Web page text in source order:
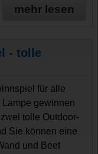
mehr lesen
- tolle
für alle
gewinnen
tolle Outdoor-
Sie können eine
und Beet